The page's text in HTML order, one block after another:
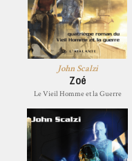
John Scalzi
Zoé
Le Vieil Homme et la Guerre